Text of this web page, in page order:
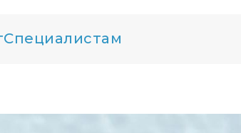
Специалистам